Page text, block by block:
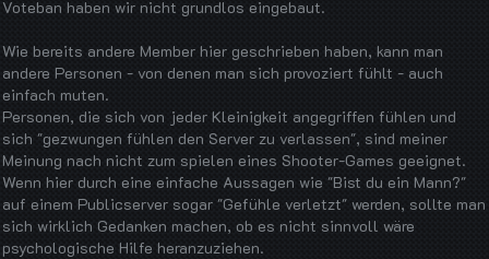
Voteban haben wir nicht grundlos eingebaut.
Wie bereits andere Member hier geschrieben haben, kann man
andere Personen - von denen man sich provoziert fühlt - auch
einfach muten.
Personen, die sich von jeder Kleinigkeit angegriffen fühlen und
sich "gezwungen fühlen den Server zu verlassen", sind meiner
Meinung nach nicht zum spielen eines Shooter-Games geeignet.
Wenn hier durch eine einfache Aussagen wie "Bist du ein Mann?"
auf einem Publicserver sogar "Gefühle verletzt" werden, sollte man
sich wirklich Gedanken machen, ob es nicht sinnvoll wäre
psychologische Hilfe heranzuziehen.